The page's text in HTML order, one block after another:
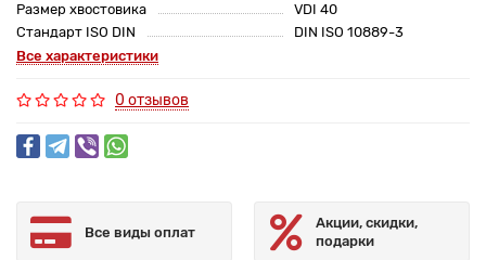
Размер хвостовика
VDI 40
Стандарт ISO DIN
DIN ISO 10889-3
Все характеристики
0 отзывов
Все виды оплат
Акции, скидки,
подарки